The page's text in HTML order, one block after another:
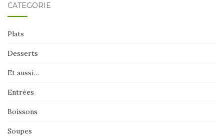
CATÉGORIE
Plats
Desserts
Et aussi…
Entrées
Boissons
Soupes